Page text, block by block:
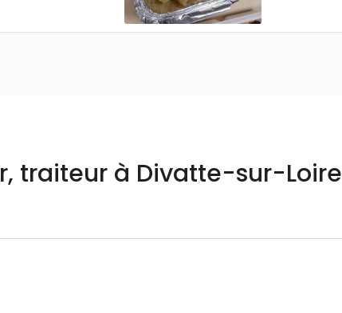
traiteur à Divatte-sur-Loire